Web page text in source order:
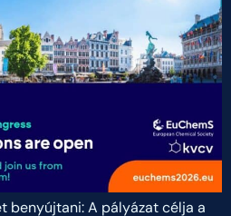
benyújtani: A pályázat célja a